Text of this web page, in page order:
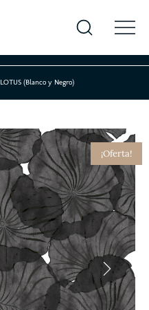
LOTUS (Blanco y Negro)
¡Oferta!